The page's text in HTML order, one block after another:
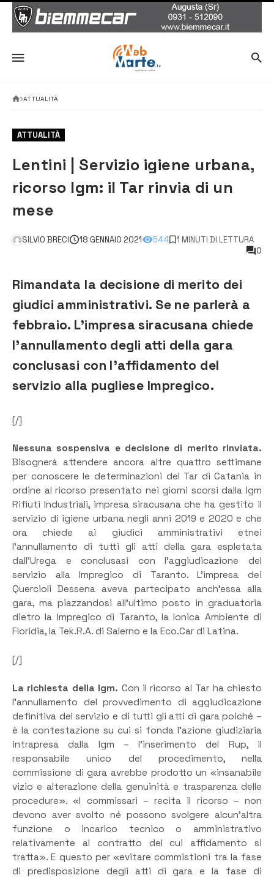
ATTUALITÀ
ATTUALITÀ
Lentini | Servizio igiene urbana,
ricorso Igm: il Tar rinvia di un
mese
SILVIO BRECI 18 GENNAIO 2021 544
1 MINUTI DI LETTURA
0
Rimandata la decisione di merito dei
giudici amministrativi. Se ne parlerà a
febbraio. L’impresa siracusana chiede
l’annullamento degli atti della gara
conclusasi con l’affidamento del
servizio alla pugliese Impregico.
[/]
Nessuna sospensiva e decisione di merito rinviata.
Bisognerà attendere ancora altre quattro settimane
per conoscere le determinazioni del Tar di Catania in
ordine al ricorso presentato nei giorni scorsi dalla Igm
Rifiuti Industriali, impresa siracusana che ha gestito il
servizio di igiene urbana negli anni 2019 e 2020 e che
ora chiede ai giudici amministrativi etnei
l’annullamento di tutti gli atti della gara espletata
dall’Urega e conclusasi con l’aggiudicazione del
servizio alla Impregico di Taranto. L’impresa dei
Quercioli Dessena aveva partecipato anch’essa alla
gara, ma piazzandosi all’ultimo posto in graduatoria
dietro la Impregico di Taranto, la Ionica Ambiente di
Floridia, la Tek.R.A. di Salerno e la Eco.Car di Latina.
[/]
La richiesta della Igm. Con il ricorso al Tar ha chiesto
l’annullamento del provvedimento di aggiudicazione
definitiva del servizio e di tutti gli atti di gara poiché –
è la contestazione su cui si fonda l’azione giudiziaria
intrapresa dalla Igm – l’inserimento del Rup, il
responsabile unico del procedimento, nella
commissione di gara avrebbe prodotto un «insanabile
vizio e alterazione della genuinità e trasparenza delle
procedure». «I commissari – recita il ricorso – non
devono aver svolto né possono svolgere alcun’altra
funzione o incarico tecnico o amministrativo
relativamente al contratto del cui affidamento si
tratta». E questo per «evitare commistioni tra la fase
di predisposizione degli atti di gara e la fase di